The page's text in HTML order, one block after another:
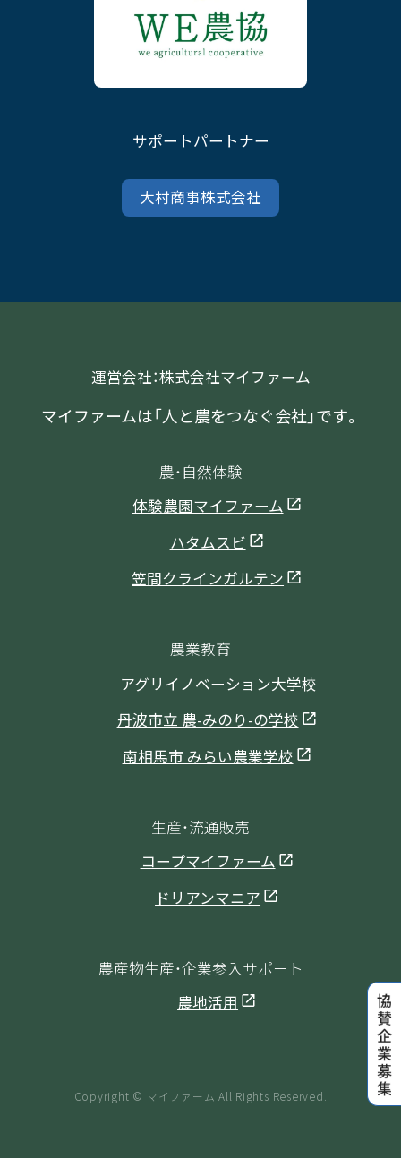
サポートパートナー
大村商事株式会社
運営会社：株式会社マイファーム
マイファームは「人と農をつなぐ会社」です。
農・自然体験
体験農園マイファーム
ハタムスビ
笠間クラインガルテン
農業教育
アグリイノベーション大学校
丹波市立 農-みのり-の学校
南相馬市 みらい農業学校
生産・流通販売
コープマイファーム
ドリアンマニア
農産物生産・企業参入サポート
農地活用
Copyright © マイファーム All Rights Reserved.